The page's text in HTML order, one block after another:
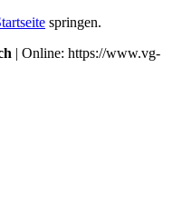
springen.
| Online: https://www.vg-